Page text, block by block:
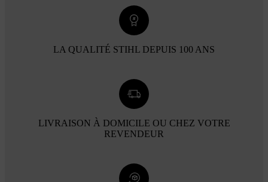
LA QUALITÉ STIHL DEPUIS 100 ANS
LIVRAISON À DOMICILE OU CHEZ VOTRE
REVENDEUR